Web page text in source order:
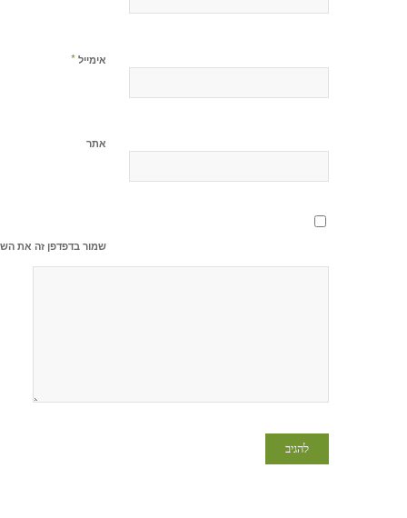
אימייל *
אתר
שמור בדפדפן זה את